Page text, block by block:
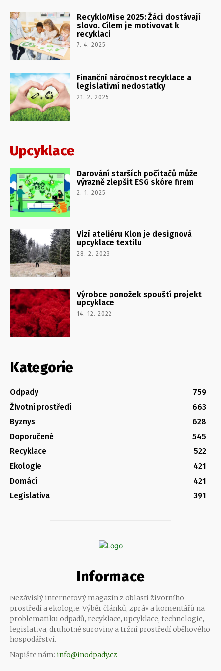
RecykloMise 2025: Žáci dostávají
slovo. Cílem je motivovat k
recyklaci
7. 4. 2025
Finanční náročnost recyklace a
legislativní nedostatky
21. 2. 2025
Upcyklace
Darování starších počítačů může
výrazně zlepšit ESG skóre firem
2. 1. 2025
Vizí ateliéru Klon je designová
upcyklace textilu
28. 2. 2023
Výrobce ponožek spouští projekt
upcyklace
14. 12. 2022
Kategorie
Odpady
759
Životní prostředí
663
Byznys
628
Doporučené
545
Recyklace
522
Ekologie
421
Domácí
421
Legislativa
391
Informace
Nezávislý internetový magazín z oblasti životního
prostředí a ekologie. Výběr článků, zpráv a komentářů na
problematiku odpadů, recyklace, upcyklace, technologie,
legislativa, druhotné suroviny a tržní prostředí oběhového
hospodářství.
Napište nám: info@inodpady.cz